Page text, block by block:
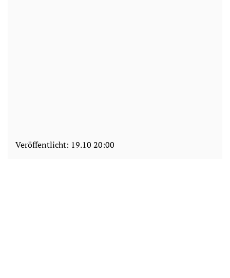
Veröffentlicht: 19.10 20:00